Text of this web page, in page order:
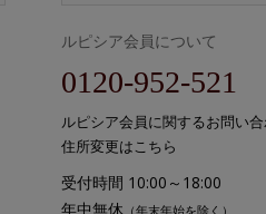
ルピシア会員について
0120-952-521
ルピシア会員に関するお問い合
住所変更はこちら
受付時間 10:00～18:00
年中無休 （年末年始を除く）